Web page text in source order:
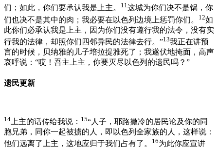
们；如此，你们要承认我是上主。
11这城为你们决不是锅，你
们也决不是其中的肉；我必要在以色列边境上惩罚你们。
12如
此你们必承认我是上主，因为你们没有遵行我的法令，没有实
行我的法律，却照你们四邻异民的法律去行。”13我正在讲预
言的时候，贝纳雅的儿子培拉提雅死了；我遂伏地掩面，高声
哀呼说：“哎！吾主上主，你要灭尽以色列的遗民吗？”
遗民更新
14 上主的话传给我说： 15“人子，耶路撒冷的居民论及你的同
胞兄弟，同你一起被掳的人，即以色列全家族的人，这样说：
他们远离了上主，这地应归于我们占有了。
16为此你应宣讲